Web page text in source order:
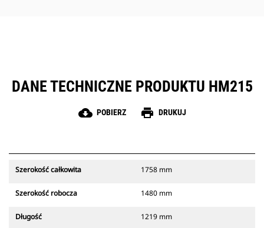
DANE TECHNICZNE PRODUKTU HM215
cloud_download POBIERZ print DRUKUJ
Szerokość całkowita 1758 mm
Szerokość robocza 1480 mm
Długość 1219 mm